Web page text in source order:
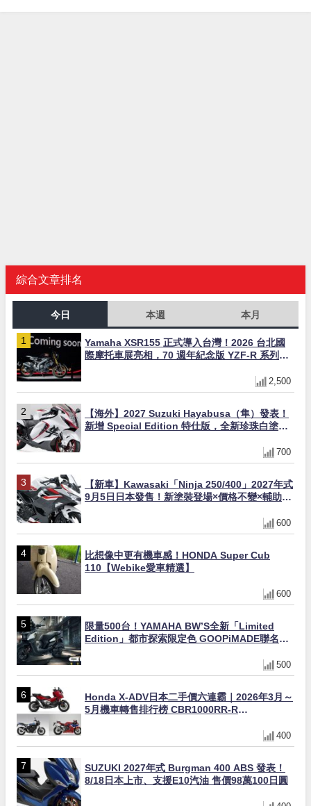
綜合文章排名
今日 本週 本月
Yamaha XSR155 正式導入台灣！2026 台北國
際摩托車展亮相，70 週年紀念版 YZF-R 系列限
2,500
【海外】2027 Suzuki Hayabusa（隼）發表！
新增 Special Edition 特仕版，全新珍珠白塗裝
700
【新車】Kawasaki「Ninja 250/400」2027年式
9月5日日本發售！新塗裝登場×價格不變×輔助滑
600
比想像中更有機車感！HONDA Super Cub
110【Webike愛車精選】
600
限量500台！YAMAHA BW’S全新「Limited
Edition」都市探索限定色 GOOPiMADE聯名包
500
Honda X-ADV日本二手價六連霸｜2026年3月～
5月機車轉售排行榜 CBR1000RR-R
400
SUZUKI 2027年式 Burgman 400 ABS 發表！
8/18日本上市、支援E10汽油 售價98萬100日圓